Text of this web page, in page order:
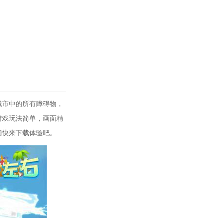
中的所有障碍物，
玩法简单，画面精
来下载体验吧。